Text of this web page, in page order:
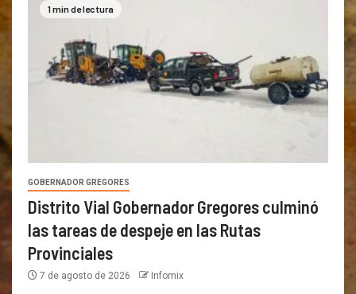
1 min de lectura
GOBERNADOR GREGORES
Distrito Vial Gobernador Gregores culminó
las tareas de despeje en las Rutas
Provinciales
7 de agosto de 2026 Infomix